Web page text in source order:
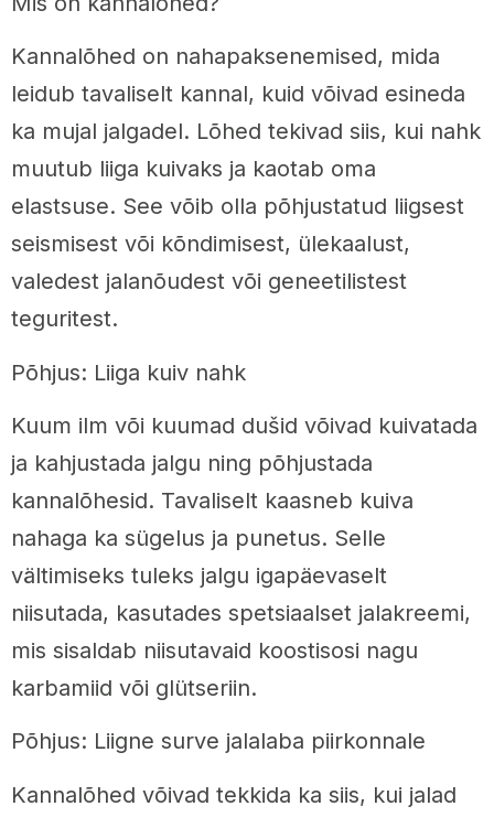
Kannalõhed on nahapaksenemised, mida
leidub tavaliselt kannal, kuid võivad esineda
ka mujal jalgadel. Lõhed tekivad siis, kui nahk
muutub liiga kuivaks ja kaotab oma
elastsuse. See võib olla põhjustatud liigsest
seismisest või kõndimisest, ülekaalust,
valedest jalanõudest või geneetilistest
teguritest.
Põhjus: Liiga kuiv nahk
Kuum ilm või kuumad dušid võivad kuivatada
ja kahjustada jalgu ning põhjustada
kannalõhesid. Tavaliselt kaasneb kuiva
nahaga ka sügelus ja punetus. Selle
vältimiseks tuleks jalgu igapäevaselt
niisutada, kasutades spetsiaalset jalakreemi,
mis sisaldab niisutavaid koostisosi nagu
karbamiid või glütseriin.
Põhjus: Liigne surve jalalaba piirkonnale
Kannalõhed võivad tekkida ka siis, kui jalad